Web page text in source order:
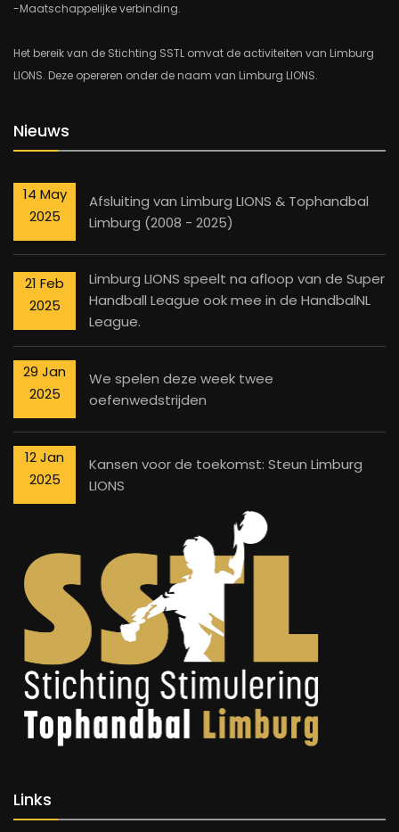
-Maatschappelijke verbinding.
Het bereik van de Stichting SSTL omvat de activiteiten van Limburg
LIONS. Deze opereren onder de naam van Limburg LIONS.
Nieuws
14 May
2025
Afsluiting van Limburg LIONS & Tophandbal
Limburg (2008 - 2025)
21 Feb
2025
Limburg LIONS speelt na afloop van de Super
Handball League ook mee in de HandbalNL
League.
29 Jan
2025
We spelen deze week twee
oefenwedstrijden
12 Jan
2025
Kansen voor de toekomst: Steun Limburg
LIONS
Links